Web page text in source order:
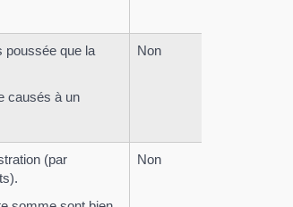
poussée que la
causés à un
Non
(par
Non